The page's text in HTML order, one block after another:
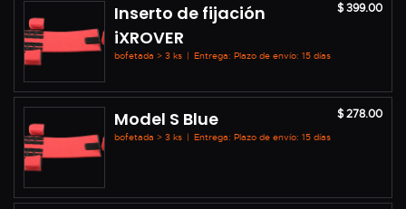
Inserto de fijación
iXROVER
bofetada > 3 ks | Entrega: Plazo de envío: 15 días
$ 399.00
Model S Blue
bofetada > 3 ks | Entrega: Plazo de envío: 15 días
$ 278.00